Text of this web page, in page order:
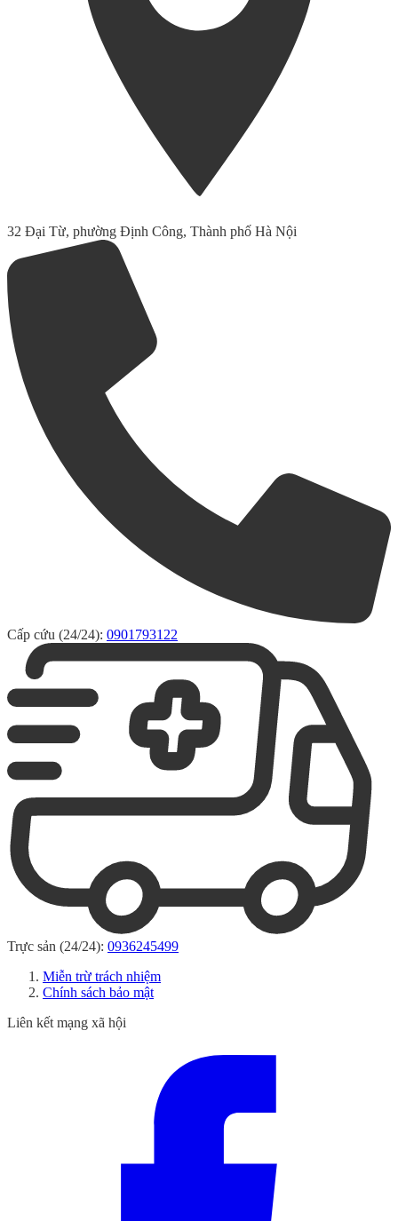
32 Đại Từ, phường Định Công, Thành phố Hà Nội
Cấp cứu (24/24): 0901793122
Trực sản (24/24): 0936245499
Miễn trừ trách nhiệm
Chính sách bảo mật
Liên kết mạng xã hội